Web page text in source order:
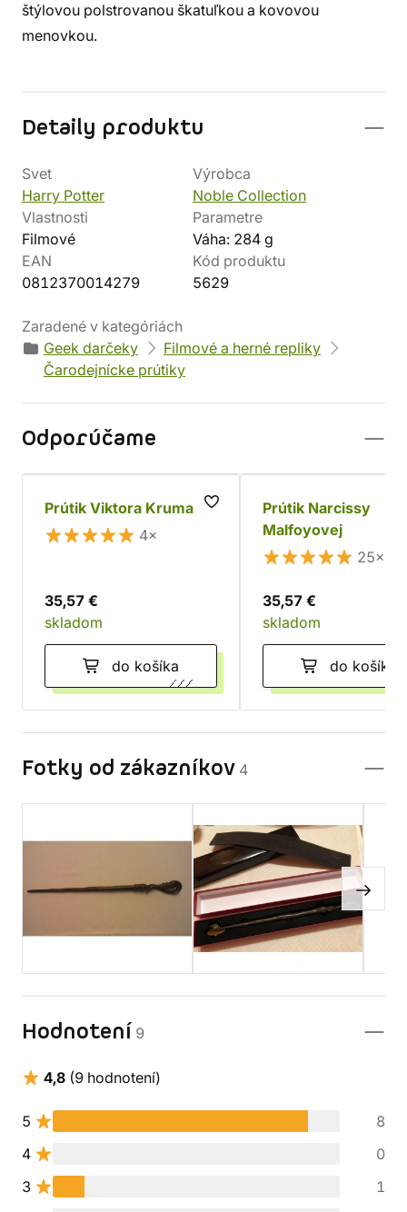
štýlovou polstrovanou škatuľkou a kovovou
menovkou.
Detaily produktu
Svet
Harry Potter
Výrobca
Noble Collection
Vlastnosti
Filmové
Parametre
Váha: 284 g
EAN
0812370014279
Kód produktu
5629
Zaradené v kategóriách
Geek darčeky
Filmové a herné repliky
Čarodejnícke prútiky
Odporúčame
Prútik Viktora Kruma
4×
35,57 €
skladom
do košíka
Prútik Narcissy
Malfoyovej
25×
35,57 €
skladom
do košíka
Fotky od zákazníkov 4
Hodnotení 9
4,8 (9 hodnotení)
5
8
4
0
3
1